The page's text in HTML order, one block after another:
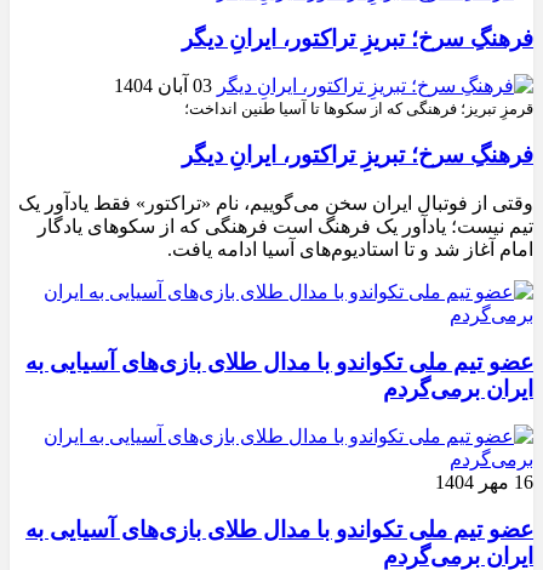
فرهنگِ سرخ؛ تبریزِ تراکتور، ایرانِ دیگر
03 آبان 1404
قرمزِ تبریز؛ فرهنگی که از سکوها تا آسیا طنین انداخت؛
فرهنگِ سرخ؛ تبریزِ تراکتور، ایرانِ دیگر
وقتی از فوتبال ایران سخن می‌گوییم، نام «تراکتور» فقط یادآور یک
تیم نیست؛ یادآور یک فرهنگ است فرهنگی که از سکوهای یادگار
امام آغاز شد و تا استادیوم‌های آسیا ادامه یافت.
عضو تیم ملی تکواندو با مدال طلای بازی‌های آسیایی به
ایران برمی‌گردم
16 مهر 1404
عضو تیم ملی تکواندو با مدال طلای بازی‌های آسیایی به
ایران برمی‌گردم